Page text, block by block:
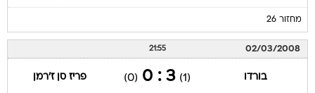
מחזור 26
02/03/2008
21:55
בורדו (1)
3 : 0
(0) פריז סן ז'רמן